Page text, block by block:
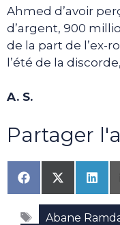
Ahmed d’avoir
d’argent, 900
de la part de l’ex-
l’été de la
A. S.
Partager
Share
on
Facebook
Share
on
X
(Twitter)
on
Étiquettes
Abane